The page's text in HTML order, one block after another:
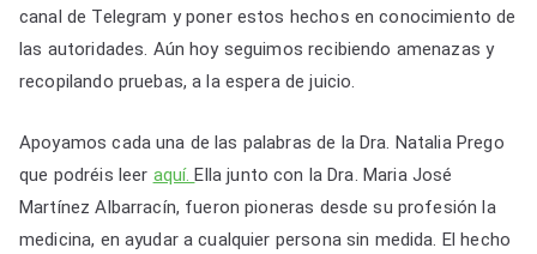
canal de Telegram y poner estos hechos en conocimiento de
las autoridades. Aún hoy seguimos recibiendo amenazas y
recopilando pruebas, a la espera de juicio.
Apoyamos cada una de las palabras de la Dra. Natalia Prego
que podréis leer aquí.Ella junto con la Dra. Maria José
Martínez Albarracín, fueron pioneras desde su profesión la
medicina, en ayudar a cualquier persona sin medida. El hecho